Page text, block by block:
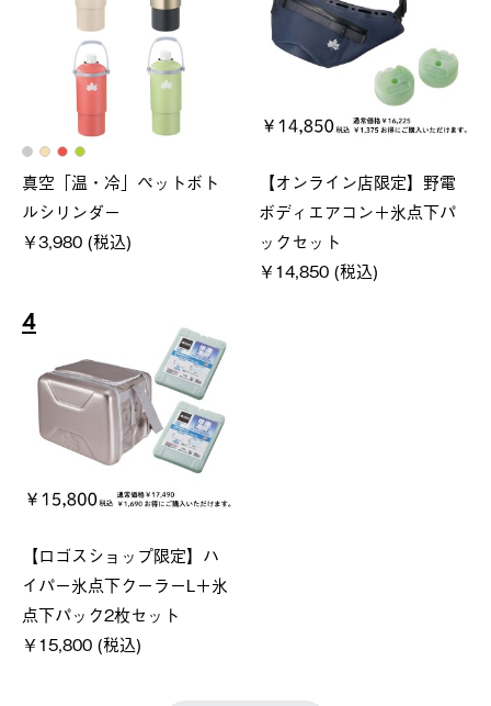
真空「温・冷」ペットボト
ルシリンダー
￥3,980 (税込)
【オンライン店限定】野電
ボディエアコン＋氷点下パ
ックセット
￥14,850 (税込)
4
【ロゴスショップ限定】ハ
イパー氷点下クーラーL＋氷
点下パック2枚セット
￥15,800 (税込)